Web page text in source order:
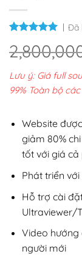
Đã
Lưu ý: Giá full
99% Toàn bộ
Website
giảm 80%
tốt với giá cả
Phát triển
Hỗ trợ cài
Ultraviewer/
Video hướng
người mới